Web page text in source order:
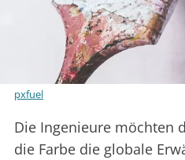
pxfuel
Die Ingenieure möchten
die Farbe die globale